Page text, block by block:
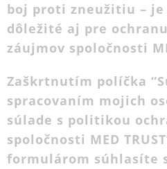
boj proti zneužitiu – je
dôležité aj pre
záujmov spoločnosti
Zaškrtnutím políčka
spracovaním mojich
súlade s politikou
spoločnosti MED
formulárom súhlasíte